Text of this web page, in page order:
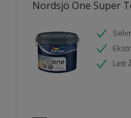
Nordsjö One Super
Lett